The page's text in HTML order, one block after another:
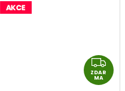
Z
D
ZDAR
MA